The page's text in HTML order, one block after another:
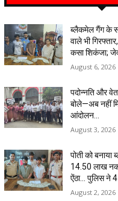
ब्लैकमेल गैंग के
वाले भी
कसा शिकंजा;
August 6, 2026
पदोन्नति और
बोले—अब नहीं
आंदोलन…
August 3, 2026
पोती को बनाया
14.50 लाख
ऐंठा… पुलिस ने 4
August 2, 2026